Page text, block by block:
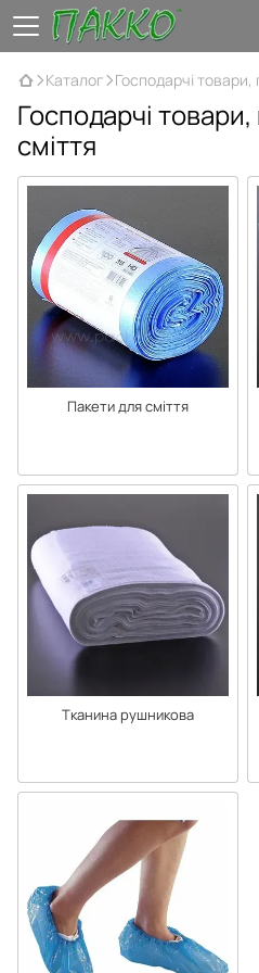
Каталог Господарчі товари,
Господарчі
сміття
Пакети для сміття
Тканина рушникова